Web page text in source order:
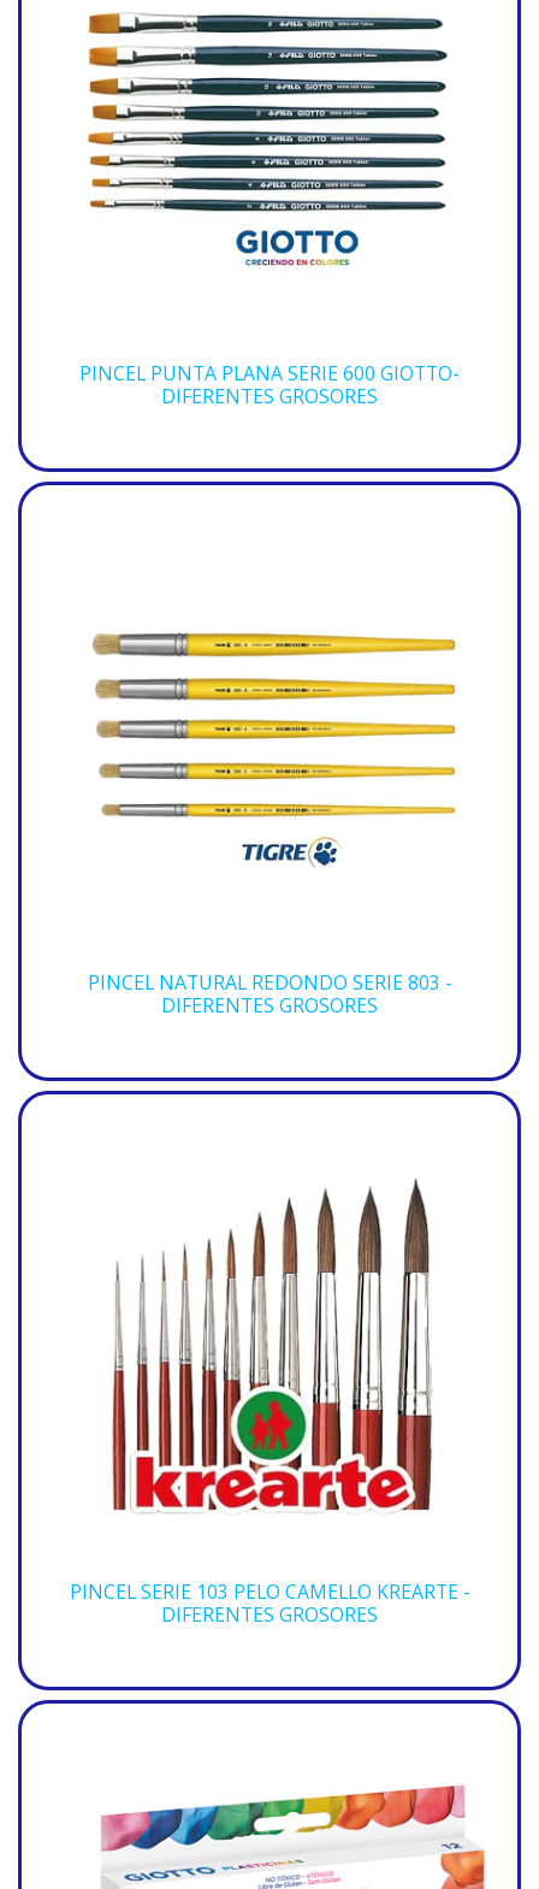
PINCEL PUNTA PLANA SERIE 600 GIOTTO-
DIFERENTES GROSORES
PINCEL NATURAL REDONDO SERIE 803 -
DIFERENTES GROSORES
PINCEL SERIE 103 PELO CAMELLO KREARTE -
DIFERENTES GROSORES